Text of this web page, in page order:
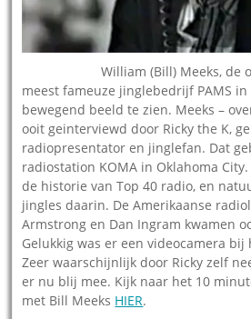
10.09.2012 –William (Bill) Meeks, de
meest fameuze jinglebedrijf PAMS
bewegend beeld te zien. Meeks –
ooit geinterviewd door Ricky the K,
radiopresentator en jinglefan. Dat
radiostation KOMA in Oklahoma
de historie van Top 40 radio, en
jingles daarin. De Amerikaanse
Armstrong en Dan Ingram kwamen
Gelukkig was er een videocamera
Zeer waarschijnlijk door Ricky zelf
er nu blij mee. Kijk naar het 10
met Bill Meeks HIER.